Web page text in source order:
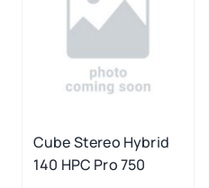
Cube Stereo Hybrid
140 HPC Pro 750